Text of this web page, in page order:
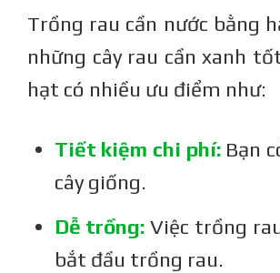
Trồng rau cần nước bằng
những cây rau cần xanh
hạt có nhiều ưu điểm như:
Tiết kiệm chi phí:Bạn
cây giống.
Dễ trồng: Việc trồng
bắt đầu trồng rau.